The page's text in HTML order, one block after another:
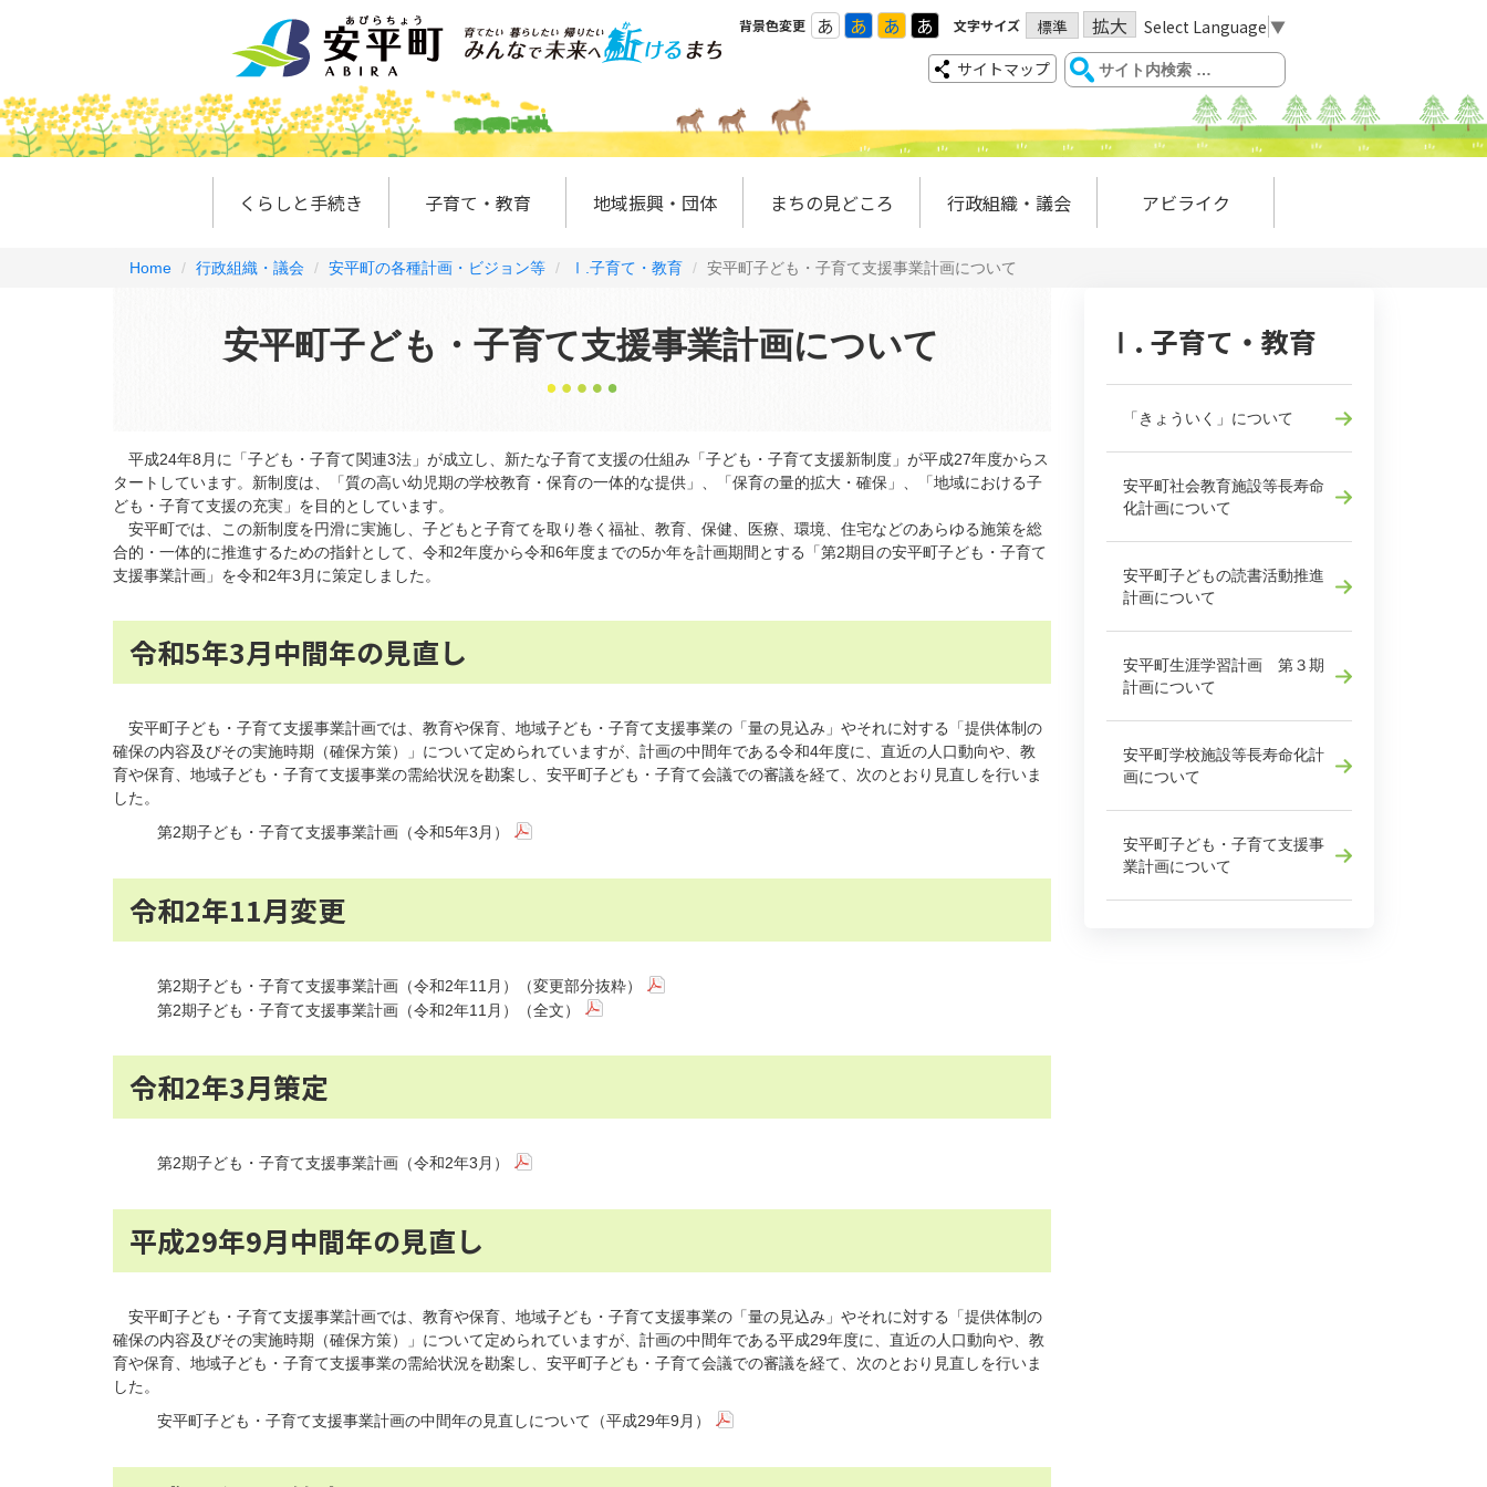
背景色変更 あ あ あ あ 文字サイズ 標準 拡大 Select Language ▼
サイトマップ
くらしと手続き 子育て・教育 地域振興・団体 まちの見どころ 行政組織・議会 アビライク
Home 行政組織・議会 安平町の各種計画・ビジョン等 Ⅰ.子育て・教育 安平町子ども・子育て支援事業計画について
安平町子ども・子育て支援事業計画について
平成24年8月に「子ども・子育て関連3法」が成立し、新たな子育て支援の仕組み「子ども・子育て支援新制度」が平成27年度からス
タートしています。新制度は、「質の高い幼児期の学校教育・保育の一体的な提供」、「保育の量的拡大・確保」、「地域における子
ども・子育て支援の充実」を目的としています。
安平町では、この新制度を円滑に実施し、子どもと子育てを取り巻く福祉、教育、保健、医療、環境、住宅などのあらゆる施策を総
合的・一体的に推進するための指針として、令和2年度から令和6年度までの5か年を計画期間とする「第2期目の安平町子ども・子育て
支援事業計画」を令和2年3月に策定しました。
令和5年3月中間年の見直し
安平町子ども・子育て支援事業計画では、教育や保育、地域子ども・子育て支援事業の「量の見込み」やそれに対する「提供体制の
確保の内容及びその実施時期（確保方策）」について定められていますが、計画の中間年である令和4年度に、直近の人口動向や、教
育や保育、地域子ども・子育て支援事業の需給状況を勘案し、安平町子ども・子育て会議での審議を経て、次のとおり見直しを行いま
した。
第2期子ども・子育て支援事業計画（令和5年3月）
令和2年11月変更
第2期子ども・子育て支援事業計画（令和2年11月）（変更部分抜粋）
第2期子ども・子育て支援事業計画（令和2年11月）（全文）
令和2年3月策定
第2期子ども・子育て支援事業計画（令和2年3月）
平成29年9月中間年の見直し
安平町子ども・子育て支援事業計画では、教育や保育、地域子ども・子育て支援事業の「量の見込み」やそれに対する「提供体制の
確保の内容及びその実施時期（確保方策）」について定められていますが、計画の中間年である平成29年度に、直近の人口動向や、教
育や保育、地域子ども・子育て支援事業の需給状況を勘案し、安平町子ども・子育て会議での審議を経て、次のとおり見直しを行いま
した。
安平町子ども・子育て支援事業計画の中間年の見直しについて（平成29年9月）
Ⅰ. 子育て・教育
「きょういく」について
安平町社会教育施設等長寿命
化計画について
安平町子どもの読書活動推進
計画について
安平町生涯学習計画 第３期
計画について
安平町学校施設等長寿命化計
画について
安平町子ども・子育て支援事
業計画について